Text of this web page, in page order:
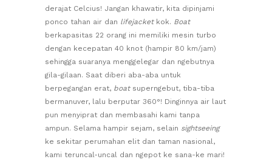
derajat Celcius! Jangan khawatir, kita dipinjami
ponco tahan air dan lifejacketkok. Boat
berkapasitas 22 orang ini memiliki mesin turbo
dengan kecepatan 40 knot (hampir 80 km/jam)
sehingga suaranya menggelegar dan ngebutnya
gila-gilaan. Saat diberi aba-aba untuk
berpegangan erat, boatsuperngebut, tiba-tiba
bermanuver, lalu berputar 360°! Dinginnya air laut
pun menyiprat dan membasahi kami tanpa
ampun. Selama hampir sejam, selain sightseeing
ke sekitar perumahan elit dan taman nasional,
kami teruncal-uncal dan ngepot ke sana-ke mari!